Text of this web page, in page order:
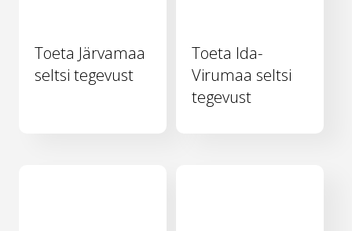
Toeta Järvamaa
seltsi tegevust
Toeta Ida-
Virumaa seltsi
tegevust